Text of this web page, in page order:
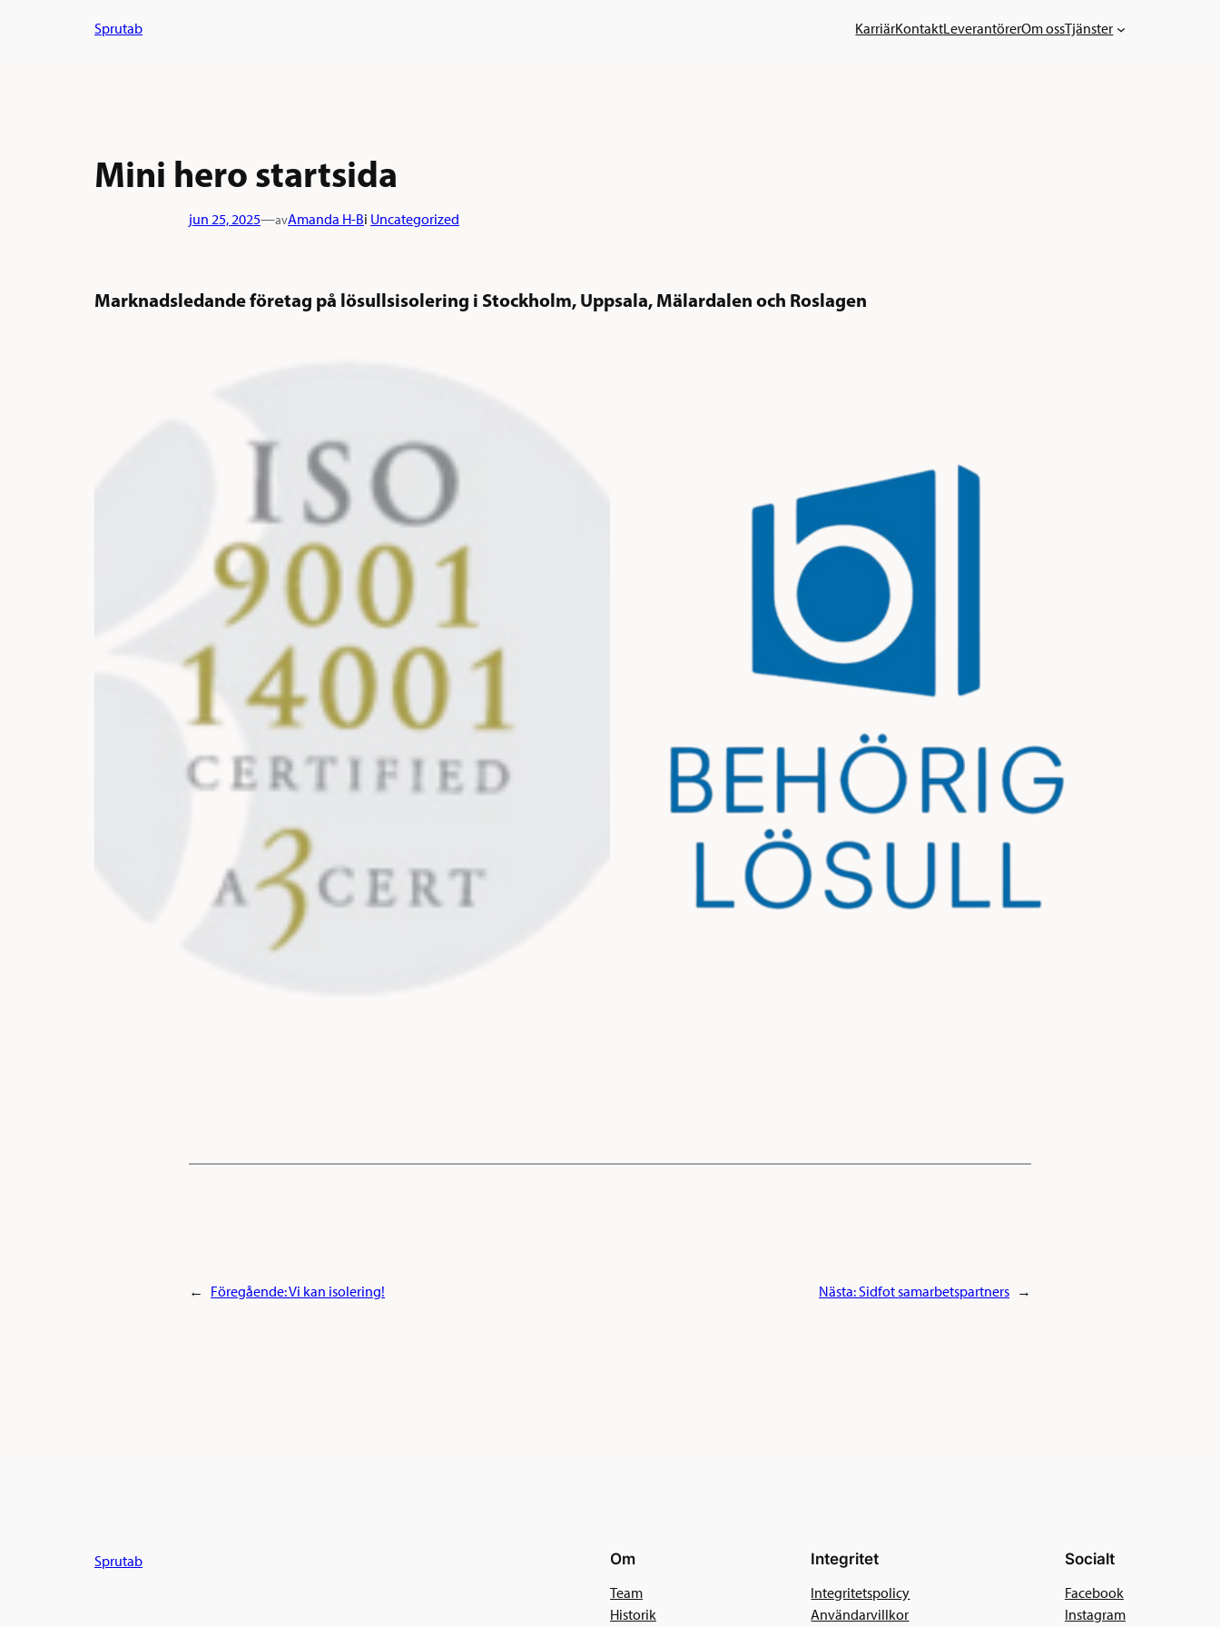
Sprutab KarriärKontaktLeverantörerOm ossTjänster
Mini hero startsida
jun 25, 2025—avAmanda H-Bi Uncategorized
Marknadsledande företag på lösullsisolering i Stockholm, Uppsala, Mälardalen och Roslagen
← Föregående:Vi kan isolering! Nästa:Sidfot samarbetspartners →
Sprutab Om
Team
Historik
Integritet
Integritetspolicy
Användarvillkor
Socialt
Facebook
Instagram